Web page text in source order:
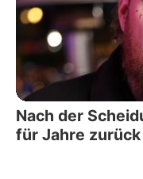
Nach der
für Jahre zurück